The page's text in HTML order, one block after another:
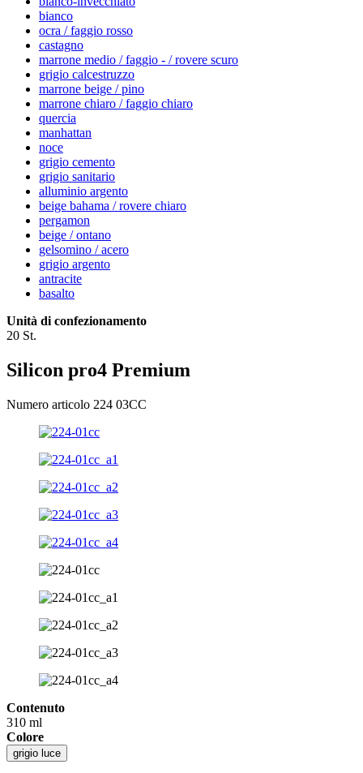
bianco
ocra / faggio rosso
castagno
marrone medio / faggio - / rovere scuro
grigio calcestruzzo
marrone beige / pino
marrone chiaro / faggio chiaro
quercia
manhattan
noce
grigio cemento
grigio sanitario
alluminio argento
beige bahama / rovere chiaro
pergamon
beige / ontano
gelsomino / acero
grigio argento
antracite
basalto
Unità di confezionamento
20 St.
Silicon pro4 Premium
Numero articolo 224 03CC
Contenuto
310 ml
Colore
grigio luce